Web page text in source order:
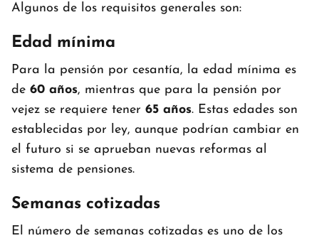
Algunos de los requisitos generales son:
Edad mínima
Para la pensión por cesantía, la edad mínima es
de 60 años, mientras que para la pensión por
vejez se requiere tener 65 años. Estas edades son
establecidas por ley, aunque podrían cambiar en
el futuro si se aprueban nuevas reformas al
sistema de pensiones.
Semanas cotizadas
El número de semanas cotizadas es uno de los